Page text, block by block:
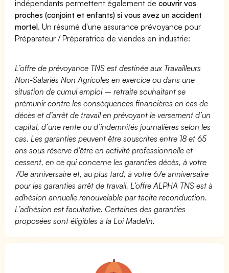
indépendants permettent également decouvrir vos
proches (conjoint et enfants) si vous avez un accident
mortel. Un résumé d'une assurance prévoyance pour
Préparateur / Préparatrice de viandes en industrie:
L’offre de prévoyance TNS est destinée aux Travailleurs
Non-Salariés Non Agricoles en exercice ou dans une
situation de cumul emploi – retraite souhaitant se
prémunir contre les conséquences financières en cas de
décès et d’arrêt de travail en prévoyant le versement d’un
capital, d’une rente ou d’indemnités journalières selon les
cas. Les garanties peuvent être souscrites entre 18 et 65
ans sous réserve d’être en activité professionnelle et
cessent, en ce qui concerne les garanties décès, à votre
70e anniversaire et, au plus tard, à votre 67e anniversaire
pour les garanties arrêt de travail. L’offre ALPHA TNS est à
adhésion annuelle renouvelable par tacite reconduction.
L’adhésion est facultative. Certaines des garanties
proposées sont éligibles à la Loi Madelin.